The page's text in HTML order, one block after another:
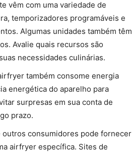
vêm com uma variedade de
temporizadores programáveis e
Algumas unidades também têm
Avalie quais recursos são
necessidades culinárias.
também consome energia
energética do aparelho para
surpresas em sua conta de
prazo.
outros consumidores pode fornecer
airfryer específica. Sites de